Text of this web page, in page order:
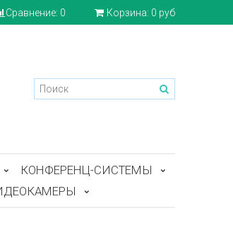
Сравнение: 0 Корзина: 0 руб
КОНФЕРЕНЦ-СИСТЕМЫ